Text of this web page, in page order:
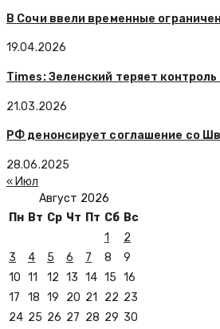
В Сочи ввели временные
19.04.2026
Times: Зеленский теряет
21.03.2026
РФ денонсирует соглашение со
28.06.2025
« Июл
Август 2026
Пн Вт Ср Чт Пт Сб Вс
1
2
3
4 5 6 7 8
9
10 11 12 13 14 15 16
17
18 19 20 21 22 23
24 25 26 27 28 29 30